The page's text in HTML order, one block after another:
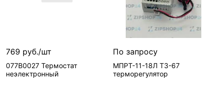
/ Товар /
Базовая единица—
Вид запчасти—
Термостат
Артикул—
ТЕР-011
/ Товар /
УТ-00000810 / 0
Базовая единица—
769 руб./шт
077B0027 Термостат
неэлектронный
По запросу
МПРТ-11-18Л ТЗ-67
терморегулятор